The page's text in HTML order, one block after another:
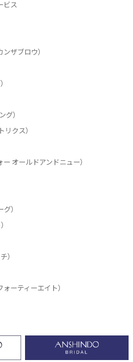
ビス
ザブロウ）
グ）
リクス）
オールドアンドニュー）
）
）
ーティーエイト）